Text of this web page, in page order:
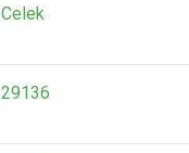
Celek
29136